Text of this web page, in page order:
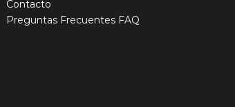
Contacto
Preguntas Frecuentes FAQ